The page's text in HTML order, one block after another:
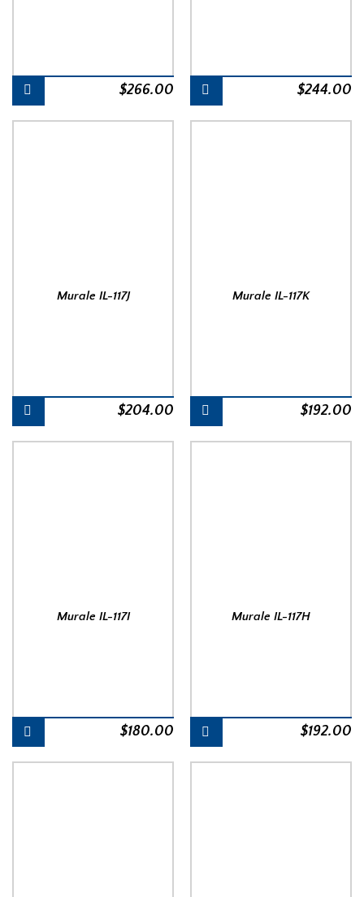
$266.00 $244.00
Murale IL-117J
$204.00
Murale IL-117K
$192.00
Murale IL-117I
$180.00
Murale IL-117H
$192.00